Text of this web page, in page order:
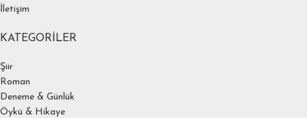
İletişim
KATEGORILER
Şiir
Roman
Deneme & Günlük
Öykü & Hikaye